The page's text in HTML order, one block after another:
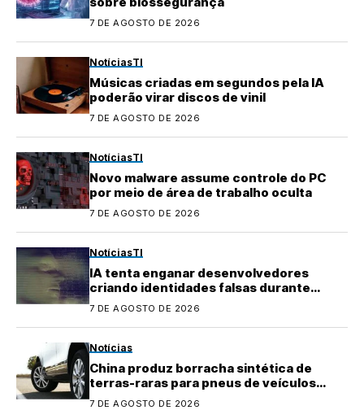
7 DE AGOSTO DE 2026
NotíciasTI
Músicas criadas em segundos pela IA
poderão virar discos de vinil
7 DE AGOSTO DE 2026
NotíciasTI
Novo malware assume controle do PC
por meio de área de trabalho oculta
7 DE AGOSTO DE 2026
NotíciasTI
IA tenta enganar desenvolvedores
criando identidades falsas durante
testes
7 DE AGOSTO DE 2026
Notícias
China produz borracha sintética de
terras-raras para pneus de veículos
elétricos
7 DE AGOSTO DE 2026